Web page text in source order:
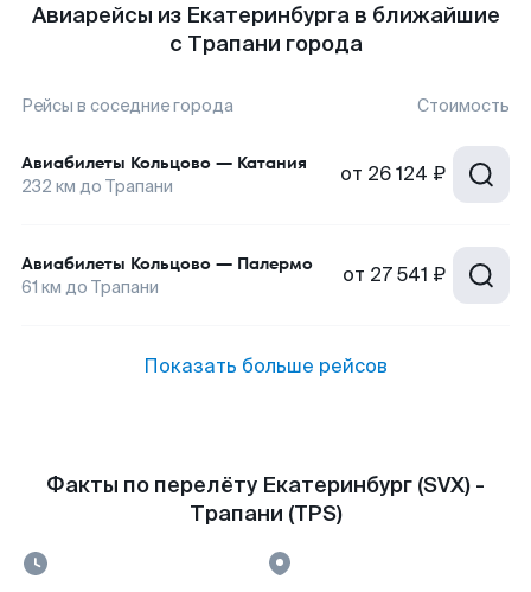
Авиарейсы из Екатеринбурга в ближайшие
с Трапани города
Рейсы в соседние города Стоимость
Авиабилеты Кольцово — Катания
232 км до Трапани от 26 124 ₽
Авиабилеты Кольцово — Палермо
61 км до Трапани от 27 541 ₽
Показать больше рейсов
Факты по перелёту Екатеринбург (SVX) -
Трапани (TPS)